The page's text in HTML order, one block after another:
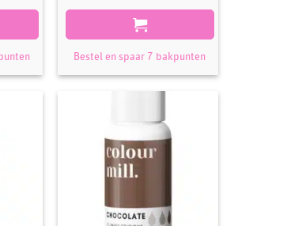
Bestel en spaar 7 bakpunten